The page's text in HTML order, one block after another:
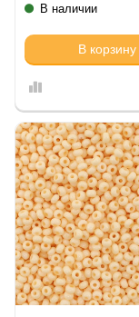
В наличии
В корзину